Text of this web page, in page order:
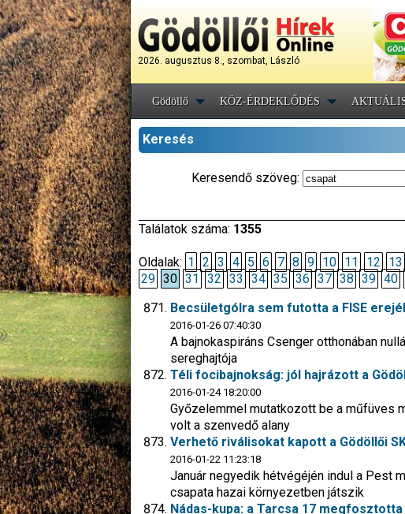
2026. augusztus 8., szombat, László
Gödöllő KÖZ-ÉRDEKLŐDÉS
Keresés
Keresendő szöveg:
Találatok száma: 1355
Oldalak: 1 2 3 4 5 6 7 8 9 10 11 12 13
29 30 31 32 33 34 35 36 37 38 39 40
Becsületgólra sem futotta a FISE
2016-01-26 07:40:30
A bajnokaspiráns Csenger otthonában
sereghajtója
Téli focibajnokság: jól hajrázott a
2016-01-24 18:20:00
Győzelemmel mutatkozott be a műfüves
volt a szenvedő alany
Verhető riválisokat kapott a Gödöllői
2016-01-22 11:23:18
Január negyedik hétvégéjén indul a Pest
csapata hazai környezetben játszik
Nádas-kupa: a Tarcsa 17